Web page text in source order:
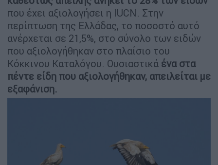
που έχει αξιολογήσει η IUCN. Στην
περίπτωση της Ελλάδας, το ποσοστό αυτό
ανέρχεται σε 21,5%, στο σύνολο των ειδών
που αξιολογήθηκαν στο πλαίσιο του
Κόκκινου Καταλόγου. Ουσιαστικά ένα στα
πέντε είδη που αξιολογήθηκαν, απειλείται με
εξαφάνιση.